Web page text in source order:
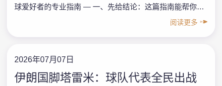
球爱好者的专业指南 — 一、先给结论：这篇指南能帮你什
么？ 围绕“美国男足世界杯基地选择全记录”这个核心案……
阅读更多
2026年07月07日
伊朗国脚塔雷米：球队代表全民出战